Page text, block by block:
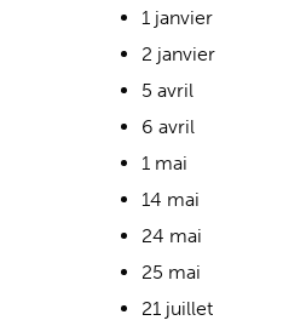
1 janvier
2 janvier
5 avril
6 avril
1 mai
14 mai
24 mai
25 mai
21 juillet